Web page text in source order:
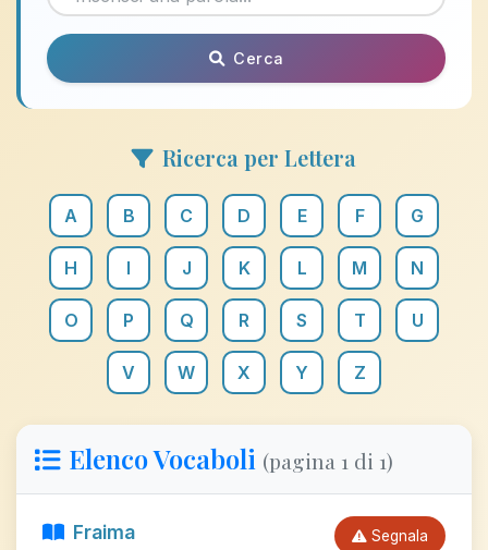
Cerca
Ricerca per Lettera
A B C D E F G
H I J K L M N
O P Q R S T U
V W X Y Z
Elenco Vocaboli (pagina 1 di 1)
Fraima Segnala